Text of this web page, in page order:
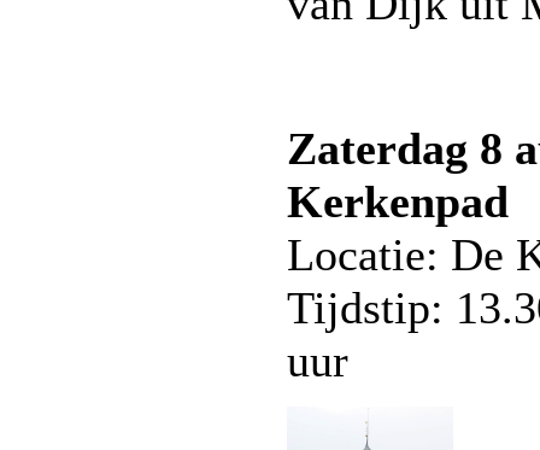
Zaterdag 8
Kerkenpad
Locatie: De
Tijdstip:
uur